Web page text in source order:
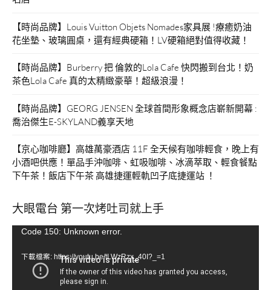
【時尚品牌】Louis Vuitton Objets Nomades家具展 !療癒奶油
花坐墊、玻璃圓桌，還有經典硬箱！LV硬箱絕對值得收藏！
【時尚品牌】Burberry 把 倫敦的Lola Cafe 快閃搬到台北！奶
茶色Lola Cafe 真的太精緻豪華！超級浪漫！
【時尚品牌】GEORG JENSEN 全球首間形象概念店嶄新開幕 :
喬治傑生E-SKYLAND義享天地
【京心咖啡廳】高雄萬豪酒店 11F 全天候有咖啡輕食，晚上有
小酒吧供應！單品手沖咖啡、虹吸咖啡、冰滴萃取、輕食餐點
下午茶！飯店下午茶 高雄捷運輕軌凹子底捷運站 ！
大眼電台 第一次烤吐司就上手
視Code 150: Unknown error.
下載檔案: https://youtu.be/tLWzRzx_40I?_=1